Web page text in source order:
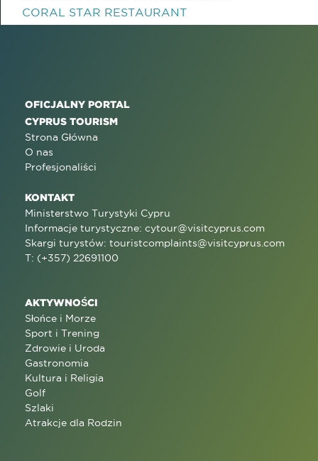
CORAL STAR RESTAURANT
OFICJALNY PORTAL
CYPRUS TOURISM
Strona Główna
O nas
Profesjonaliści
KONTAKT
Ministerstwo Turystyki Cypru
Informacje turystyczne: cytour@visitcyprus.com
Skargi turystów: touristcomplaints@visitcyprus.com
T: (+357) 22691100
AKTYWNOŚCI
Słońce i Morze
Sport i Trening
Zdrowie i Uroda
Gastronomia
Kultura i Religia
Golf
Szlaki
Atrakcje dla Rodzin